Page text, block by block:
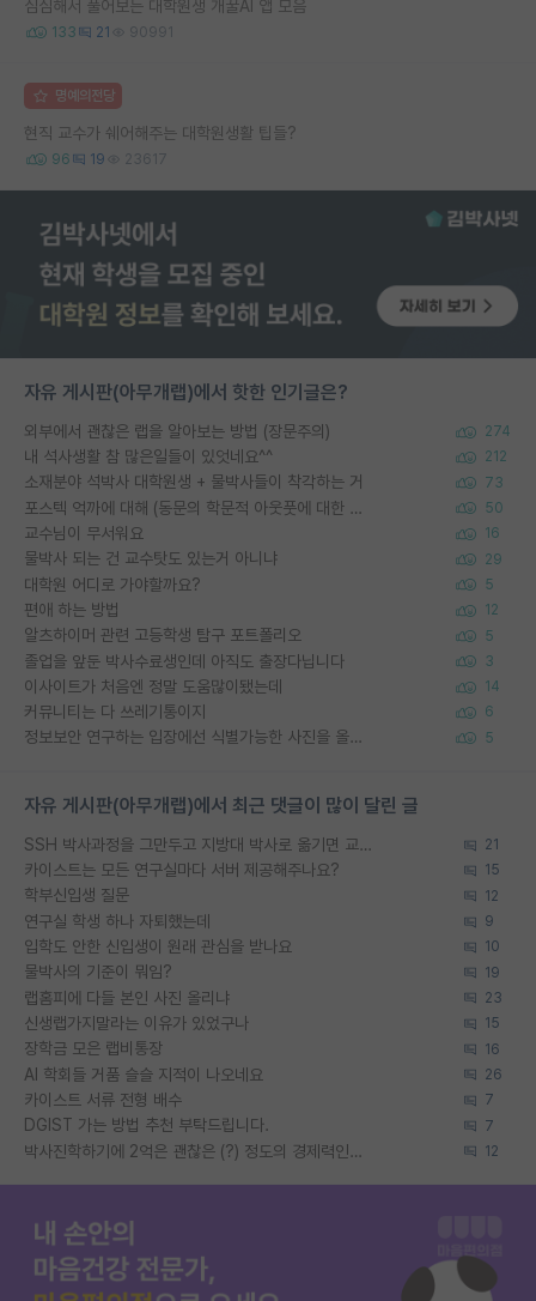
심심해서 풀어보는 대학원생 개꿀AI 앱 모음
133 21 90991
명예의전당
현직 교수가 쉐어해주는 대학원생활 팁들?
96 19 23617
자유 게시판(아무개랩)에서 핫한 인기글은?
외부에서 괜찮은 랩을 알아보는 방법 (장문주의) 274
내 석사생활 참 많은일들이 있엇네요^^ 212
소재분야 석박사 대학원생 + 물박사들이 착각하는 거 73
포스텍 억까에 대해 (동문의 학문적 아웃풋에 대한 반박) 50
교수님이 무서워요 16
물박사 되는 건 교수탓도 있는거 아니냐 29
대학원 어디로 가야할까요? 5
편애 하는 방법 12
알츠하이머 관련 고등학생 탐구 포트폴리오 5
졸업을 앞둔 박사수료생인데 아직도 출장다닙니다 3
이사이트가 처음엔 정말 도움많이됐는데 14
커뮤니티는 다 쓰레기통이지 6
정보보안 연구하는 입장에선 식별가능한 사진을 올리는건 비추이긴함 5
자유 게시판(아무개랩)에서 최근 댓글이 많이 달린 글
SSH 박사과정을 그만두고 지방대 박사로 옮기면 교수의 꿈은 끝일까요? 21
카이스트는 모든 연구실마다 서버 제공해주나요? 15
학부신입생 질문 12
연구실 학생 하나 자퇴했는데 9
입학도 안한 신입생이 원래 관심을 받나요 10
물박사의 기준이 뭐임? 19
랩홈피에 다들 본인 사진 올리냐 23
신생랩가지말라는 이유가 있었구나 15
장학금 모은 랩비통장 16
AI 학회들 거품 슬슬 지적이 나오네요 26
카이스트 서류 전형 배수 7
DGIST 가는 방법 추천 부탁드립니다. 7
박사진학하기에 2억은 괜찮은 (?) 정도의 경제력인가요 12